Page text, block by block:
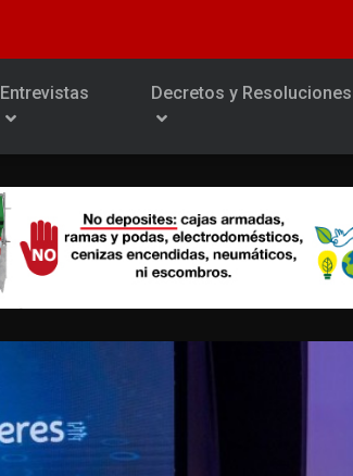
Entrevistas Decretos y Resoluciones